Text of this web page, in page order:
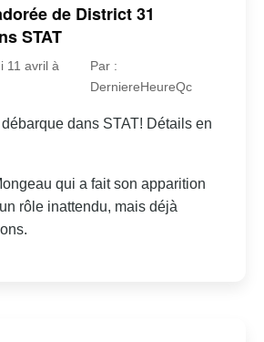
de District 31
STAT
11 avril à
Par :
DerniereHeureQc
dans STAT! Détails en
qui a fait son apparition
rôle inattendu, mais déjà